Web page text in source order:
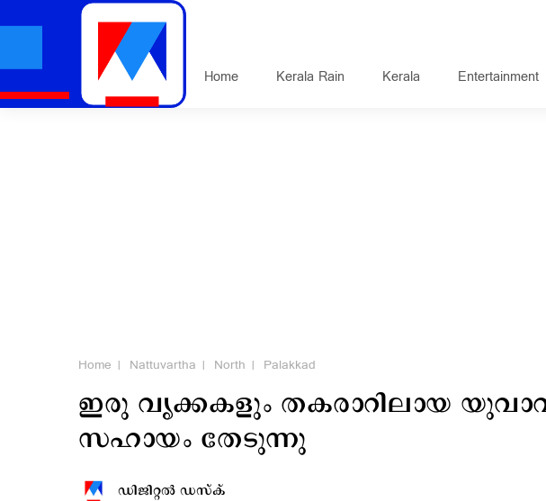
Home Kerala Rain Kerala Entertainment
Home Nattuvartha North Palakkad
ഇരു വൃക്കകളും തകരാറിലായ യുവാവ്
സഹായം തേടുന്നു
ഡിജിറ്റല്‍ ഡസ്ക്